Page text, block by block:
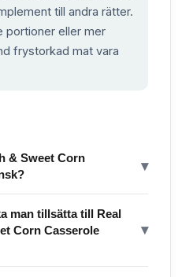
till andra rätter.
portioner eller mer
frystorkad mat vara
& Sweet Corn
▾
man tillsätta till Real
Corn Casserole
▾